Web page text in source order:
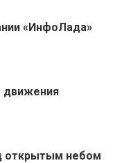
«ИнфоЛада»
движения
открытым небом